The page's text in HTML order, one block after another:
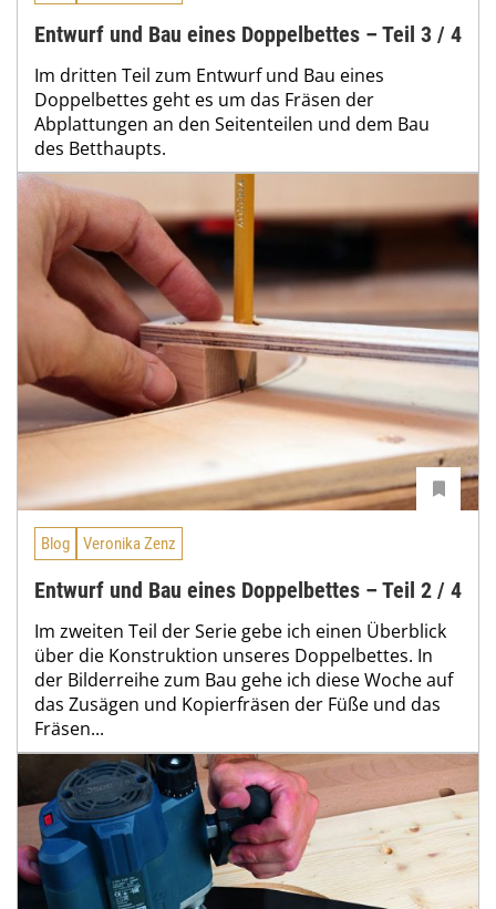
Entwurf und Bau eines Doppelbettes – Teil 3 / 4
Im dritten Teil zum Entwurf und Bau eines
Doppelbettes geht es um das Fräsen der
Abplattungen an den Seitenteilen und dem Bau
des Betthaupts.
Blog Veronika Zenz
Entwurf und Bau eines Doppelbettes – Teil 2 / 4
Im zweiten Teil der Serie gebe ich einen Überblick
über die Konstruktion unseres Doppelbettes. In
der Bilderreihe zum Bau gehe ich diese Woche auf
das Zusägen und Kopierfräsen der Füße und das
Fräsen...